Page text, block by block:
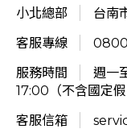
小北總部
台南
客服專線
服務時間
週一
17:00（不含國定
客服信箱